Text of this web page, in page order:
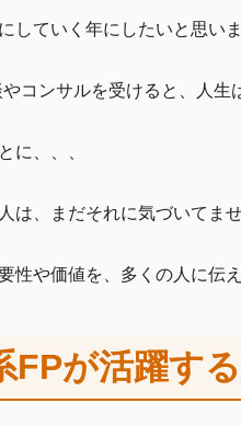
していく年にしたいと思いま
コンサルを受けると、人生
に、、、
は、まだそれに気づいてませ
性や価値を、多くの人に伝
FPが活躍す